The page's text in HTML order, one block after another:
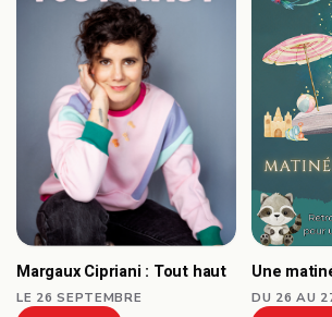
Margaux Cipriani : Tout haut
LE 26 SEPTEMBRE
Une
DU 26 AU